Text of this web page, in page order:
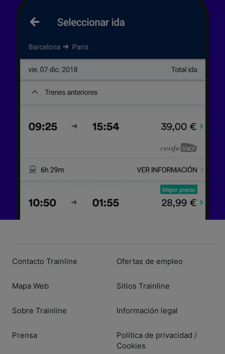
Contacto Trainline
Mapa Web
Sobre Trainline
Prensa
Ofertas de empleo
Sitios Trainline
Información legal
Política de privacidad /
Cookies